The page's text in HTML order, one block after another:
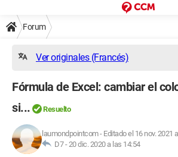
Forum
Ver originales (Francés)
Fórmula de Excel: cambiar el
si...
Resuelto
laumondpointcom- Editado el 16 nov. 2021
D7 -20 dic. 2020 a las 14:54